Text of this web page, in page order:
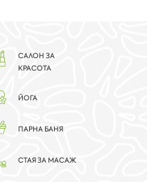
САЛОН ЗА
КРАСОТА
ЙОГА
ПАРНА БАНЯ
СТАЯ ЗА МАСАЖ